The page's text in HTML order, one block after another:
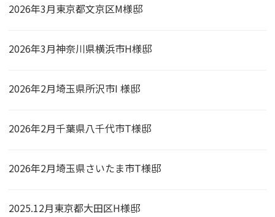
2026年3月東京都文京区M様邸
2026年3月神奈川県横浜市H様邸
2026年2月埼玉県所沢市I 様邸
2026年2月千葉県八千代市T様邸
2026年2月埼玉県さいたま市T様邸
2025.12月東京都大田区H様邸